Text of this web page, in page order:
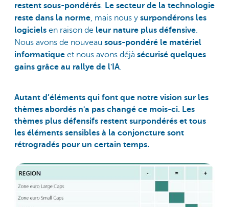
restent sous-pondérés. Le secteur de la technologie
reste dans la norme, mais nous y surpondérons les
logiciels en raison de leur nature plus défensive.
Nous avons de nouveau sous-pondéré le matériel
informatique et nous avons déjà sécurisé quelques
gains grâce au rallye de l'IA.
Autant d’éléments qui font que notre vision sur les
thèmes abordés n'a pas changé ce mois-ci. Les
thèmes plus défensifs restent surpondérés et tous
les éléments sensibles à la conjoncture sont
rétrogradés pour un certain temps.